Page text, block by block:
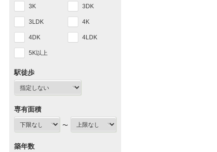
3K 3DK
3LDK 4K
4DK 4LDK
5K以上
駅徒歩
専有面積
〜
築年数